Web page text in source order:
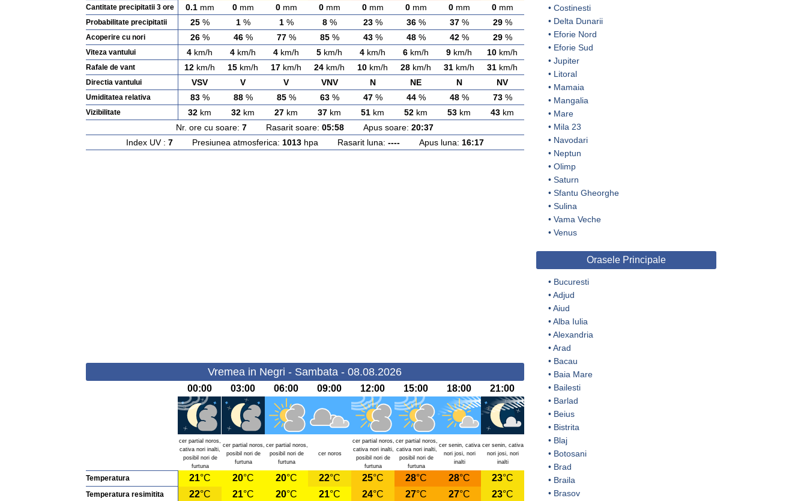
Cantitate precipitatii 3 ore 0.1mm 0mm 0mm 0mm 0mm 0mm 0mm 0mm
Probabilitate precipitatii 25% 1% 1% 8% 23% 36% 37% 29%
Acoperire cu nori 26% 46% 77% 85% 43% 48% 42% 29%
Viteza vantului 4 km/h 4 km/h 4 km/h 5 km/h 4 km/h 6 km/h 9 km/h 10 km/h
Rafale de vant 12 km/h 15 km/h 17 km/h 24 km/h 10 km/h 28 km/h 31 km/h 31 km/h
Directia vantului VSV V V VNV N NE N NV
Umiditatea relativa 83% 88% 85% 63% 47% 44% 48% 73%
Vizibilitate 32 km 32 km 27 km 37 km 51 km 52 km 53 km 43 km
Nr. ore cu soare: 7 Rasarit soare: 05:58 Apus soare: 20:37
Index UV : 7Presiunea atmosferica: 1013hpa Rasarit luna: ----Apus luna: 16:17
Vremea in Negri - Sambata - 08.08.2026
00:00 03:00 06:00 09:00 12:00 15:00 18:00 21:00
cer partial noros,
cativa nori inalti,
posibil nori de
furtuna
cer partial noros,
posibil nori de
furtuna
cer partial noros,
posibil nori de
furtuna
cer noros
cer partial noros,
cativa nori inalti,
posibil nori de
furtuna
cer partial noros,
cativa nori inalti,
posibil nori de
furtuna
cer senin, cativa
nori josi, nori
inalti
cer senin, cativa
nori josi, nori
inalti
Temperatura 21°C 20°C 20°C 22°C 25°C 28°C 28°C 23°C
Temperatura resimitita 22°C 21°C 20°C 21°C 24°C 27°C 27°C 23°C
• Costinesti
• Delta Dunarii
• Eforie Nord
• Eforie Sud
• Jupiter
• Litoral
• Mamaia
• Mangalia
• Mare
• Mila 23
• Navodari
• Neptun
• Olimp
• Saturn
• Sfantu Gheorghe
• Sulina
• Vama Veche
• Venus
Orasele Principale
• Bucuresti
•Adjud
•Aiud
•Alba Iulia
•Alexandria
•Arad
• Bacau
• Baia Mare
• Bailesti
• Barlad
• Beius
• Bistrita
• Blaj
• Botosani
• Brad
• Braila
• Brasov